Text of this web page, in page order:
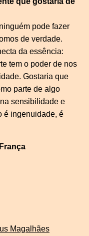
pode fazer
de verdade.
da essência:
tem o poder de nos
Gostaria que
parte de algo
sensibilidade e
é ingenuidade, é
Magalhães